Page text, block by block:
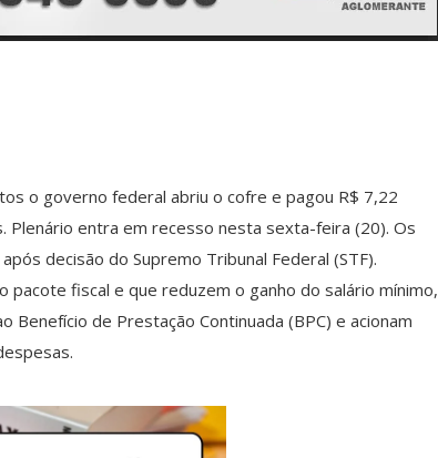
o governo federal abriu o cofre e pagou R$ 7,22
Plenário entra em recesso nesta sexta-feira (20). Os
decisão do Supremo Tribunal Federal (STF).
pacote fiscal e que reduzem o ganho do salário mínimo,
Benefício de Prestação Continuada (BPC) e acionam